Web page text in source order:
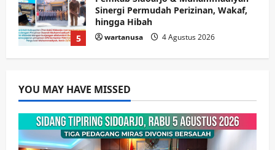
1
Sidoarjo Apresiasi Inovasi Teh Daun
Kumis Kucing Produk Anggota TNI AL
wartanusa 8 Agustus 2026
2
PANAS! Kalah Tender Proyek RSUD
Sibar Rp 9,9 M, Beranikah CV Tiga
Anugerah Utama Pertaruhkan
Jaminan Rp 100 Juta?
wartanusa 5 Agustus 2026
Olahraga
YOU MAY HAVE MISSED